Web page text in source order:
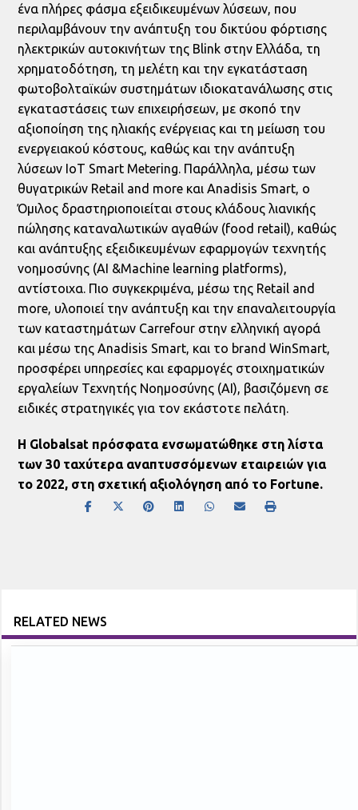
ένα πλήρες φάσμα εξειδικευμένων λύσεων, που
περιλαμβάνουν την ανάπτυξη του δικτύου φόρτισης
ηλεκτρικών αυτοκινήτων της Blink στην Ελλάδα, τη
χρηματοδότηση, τη μελέτη και την εγκατάσταση
φωτοβολταϊκών συστημάτων ιδιοκατανάλωσης στις
εγκαταστάσεις των επιχειρήσεων, με σκοπό την
αξιοποίηση της ηλιακής ενέργειας και τη μείωση του
ενεργειακού κόστους, καθώς και την ανάπτυξη
λύσεων ΙοΤ Smart Metering. Παράλληλα, μέσω των
θυγατρικών Retail and more και Anadisis Smart, ο
Όμιλος δραστηριοποιείται στους κλάδους λιανικής
πώλησης καταναλωτικών αγαθών (food retail), καθώς
και ανάπτυξης εξειδικευμένων εφαρμογών τεχνητής
νοημοσύνης (ΑΙ &Machine learning platforms),
αντίστοιχα. Πιο συγκεκριμένα, μέσω της Retail and
more, υλοποιεί την ανάπτυξη και την επαναλειτουργία
των καταστημάτων Carrefour στην ελληνική αγορά
και μέσω της Anadisis Smart, και το brand WinSmart,
προσφέρει υπηρεσίες και εφαρμογές στοιχηματικών
εργαλείων Τεχνητής Νοημοσύνης (ΑΙ), βασιζόμενη σε
ειδικές στρατηγικές για τον εκάστοτε πελάτη.
H Globalsat πρόσφατα ενσωματώθηκε στη λίστα
των 30 ταχύτερα αναπτυσσόμενων εταιρειών για
το 2022, στη σχετική αξιολόγηση από το Fortune.
RELATED NEWS